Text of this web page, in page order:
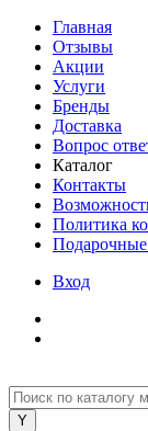
Главная
Отзывы
Акции
Услуги
Бренды
Доставка
Вопрос
Каталог
Контакты
Политика
Вход